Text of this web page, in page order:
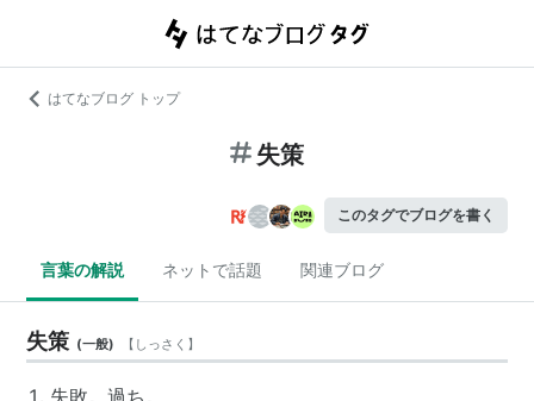
はてなブログ トップ
失策
このタグでブログを書く
言葉の解説 ネットで話題 関連ブログ
失策 (一般) 【 しっさく 】
失敗。過ち。